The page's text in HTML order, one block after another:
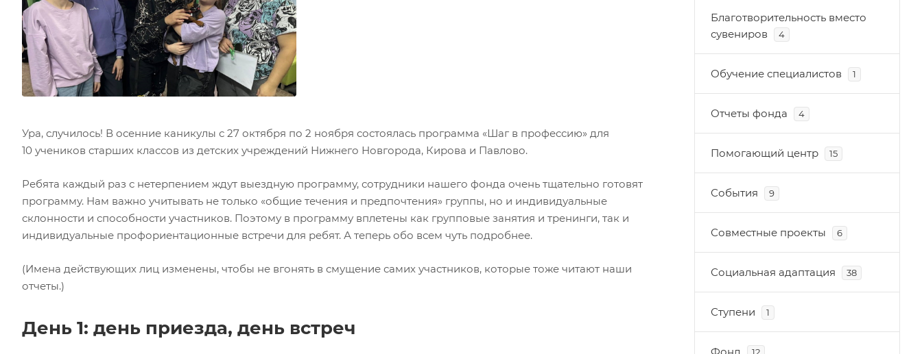
Ура, случилось! В осенние каникулы с 27 октября по 2 ноября состоялась программа «Шаг в профессию» для
10 учеников старших классов из детских учреждений Нижнего Новгорода, Кирова и Павлово.
Ребята каждый раз с нетерпением ждут выездную программу, сотрудники нашего фонда очень тщательно готовят
программу. Нам важно учитывать не только «общие течения и предпочтения» группы, но и индивидуальные
склонности и способности участников. Поэтому в программу вплетены как групповые занятия и тренинги, так и
индивидуальные профориентационные встречи для ребят. А теперь обо всем чуть подробнее.
(Имена действующих лиц изменены, чтобы не вгонять в смущение самих участников, которые тоже читают наши
отчеты.)
День 1: день приезда, день встреч
Благотворительность вместо
сувениров
4
Обучение специалистов 1
Отчеты фонда 4
Помогающий центр 15
События 9
Совместные проекты 6
Социальная адаптация 38
Ступени 1